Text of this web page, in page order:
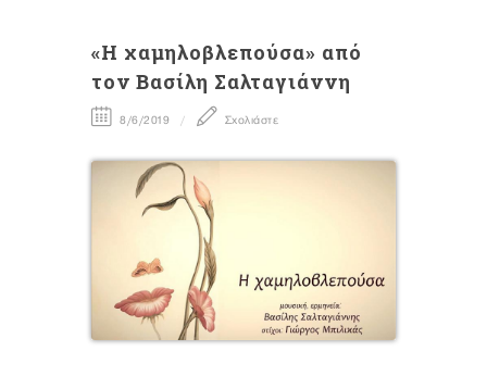
«H χαμηλοβλεπούσα» από
τον Βασίλη Σαλταγιάννη
8/6/2019 Σχολιάστε